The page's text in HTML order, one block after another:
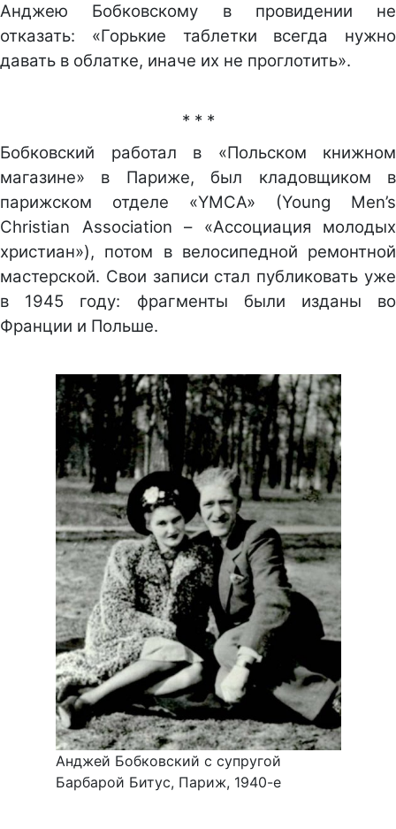
Анджею Бобковскому в провидении не
отказать: «Горькие таблетки всегда нужно
давать в облатке, иначе их не проглотить».
* * *
Бобковский работал в «Польском книжном
магазине» в Париже, был кладовщиком в
парижском отделе «YMCA» (Young Men’s
Christian Association – «Ассоциация молодых
христиан»), потом в велосипедной ремонтной
мастерской. Свои записи стал публиковать уже
в 1945 году: фрагменты были изданы во
Франции и Польше.
Анджей Бобковский с супругой
Барбарой Битус, Париж, 1940-е